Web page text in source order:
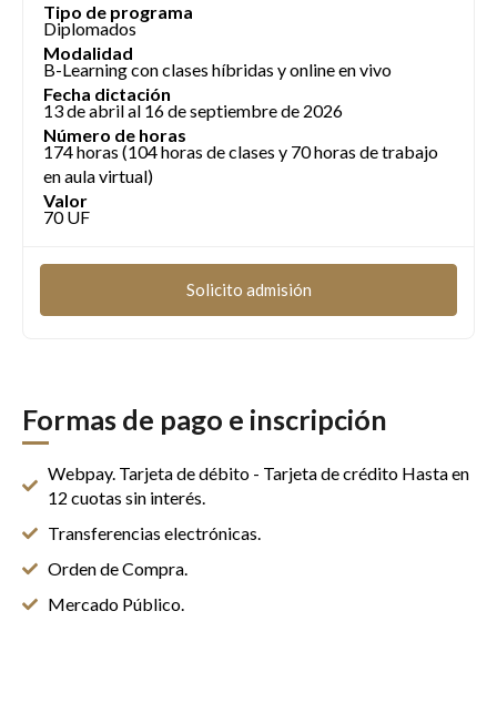
Tipo de programa
Diplomados
Modalidad
B-Learning con clases híbridas y online en vivo
Fecha dictación
13 de abril al 16 de septiembre de 2026
Número de horas
174 horas (104 horas de clases y 70 horas de trabajo
en aula virtual)
Valor
70 UF
Solicito admisión
Formas de pago e inscripción
Webpay. Tarjeta de débito - Tarjeta de crédito Hasta en
12 cuotas sin interés.
Transferencias electrónicas.
Orden de Compra.
Mercado Público.